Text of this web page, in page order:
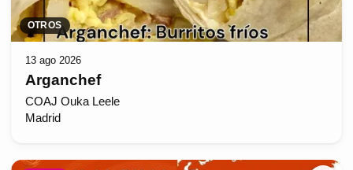
OTROS
13 ago 2026
Arganchef
COAJ Ouka Leele
Madrid